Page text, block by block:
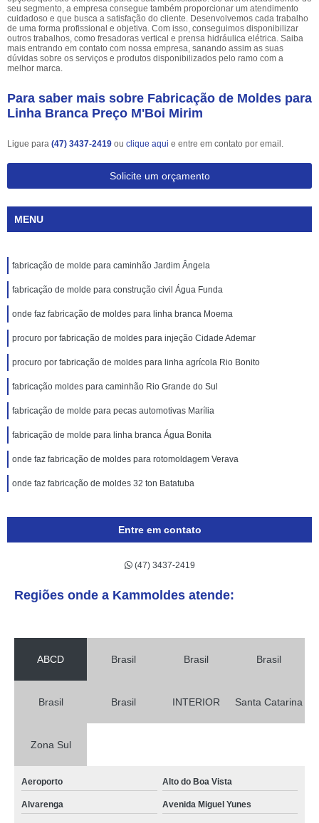
seu segmento, a empresa consegue também proporcionar um atendimento
cuidadoso e que busca a satisfação do cliente. Desenvolvemos cada trabalho
de uma forma profissional e objetiva. Com isso, conseguimos disponibilizar
outros trabalhos, como fresadoras vertical e prensa hidráulica elétrica. Saiba
mais entrando em contato com nossa empresa, sanando assim as suas
dúvidas sobre os serviços e produtos disponibilizados pelo ramo com a
melhor marca.
Para saber mais sobre Fabricação de Moldes para
Linha Branca Preço M'Boi Mirim
Ligue para (47) 3437-2419 ou clique aqui e entre em contato por email.
Solicite um orçamento
MENU
fabricação de molde para caminhão Jardim Ângela
fabricação de molde para construção civil Água Funda
onde faz fabricação de moldes para linha branca Moema
procuro por fabricação de moldes para injeção Cidade Ademar
procuro por fabricação de moldes para linha agrícola Rio Bonito
fabricação moldes para caminhão Rio Grande do Sul
fabricação de molde para pecas automotivas Marília
fabricação de molde para linha branca Água Bonita
onde faz fabricação de moldes para rotomoldagem Verava
onde faz fabricação de moldes 32 ton Batatuba
Entre em contato
(47) 3437-2419
Regiões onde a Kammoldes atende:
ABCD Brasil Brasil Brasil
Brasil Brasil INTERIOR Santa Catarina
Zona Sul
Aeroporto Alto do Boa Vista
Alvarenga Avenida Miguel Yunes